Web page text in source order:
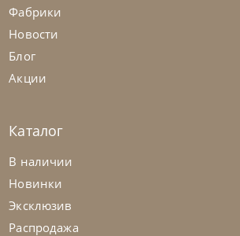
Nicolettihome
Диван Louise
Фабрики
Новости
Блог
Акции
Каталог
В наличии
Новинки
Эксклюзив
Распродажа